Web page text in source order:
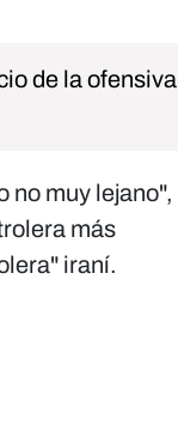
de la ofensiva
no muy lejano",
más
iraní.